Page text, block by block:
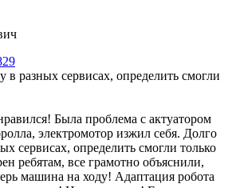
в разных сервисах, определить смогли
Была проблема с актуатором
электромотор изжил себя. Долго
сервисах, определить смогли только
ребятам, все грамотно объяснили,
машина на ходу! Адаптация робота